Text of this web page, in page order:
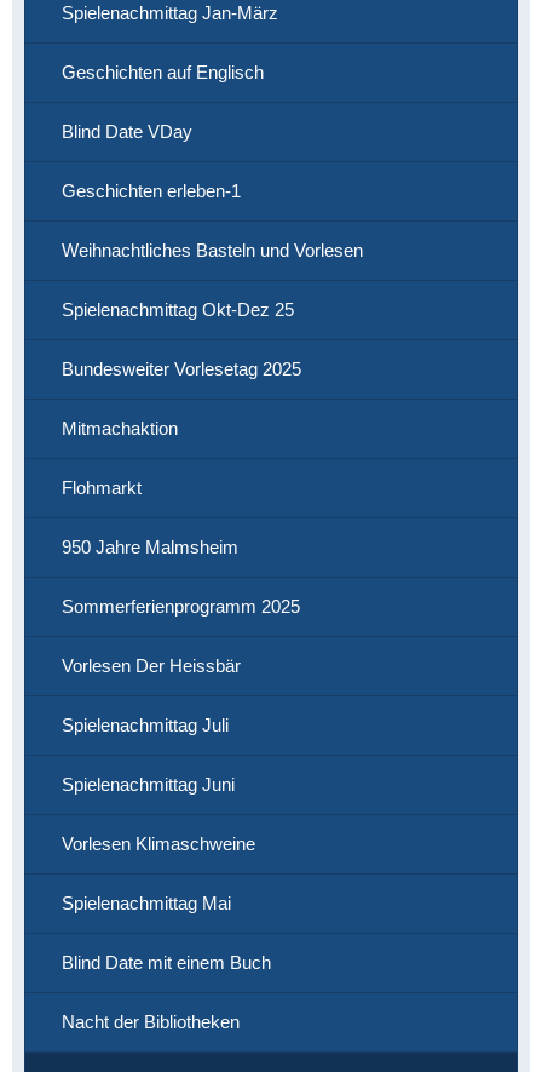
Spielenachmittag Jan-März
Geschichten auf Englisch
Blind Date VDay
Geschichten erleben-1
Weihnachtliches Basteln und Vorlesen
Spielenachmittag Okt-Dez 25
Bundesweiter Vorlesetag 2025
Mitmachaktion
Flohmarkt
950 Jahre Malmsheim
Sommerferienprogramm 2025
Vorlesen Der Heissbär
Spielenachmittag Juli
Spielenachmittag Juni
Vorlesen Klimaschweine
Spielenachmittag Mai
Blind Date mit einem Buch
Nacht der Bibliotheken